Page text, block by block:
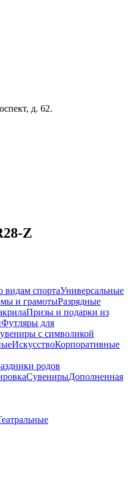
д. 62.
Z
видам спортаУниверсальные
и грамотыРазрядные
Призы и подарки из
Футляры для
с символикой
ИскусствоКорпоративные
родов
СувенирыДополненная